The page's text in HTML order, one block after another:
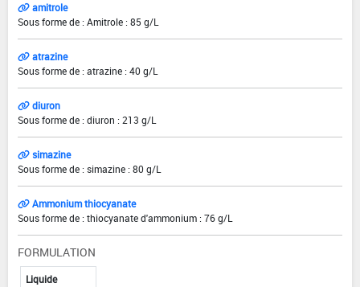
amitrole
Sous forme de : Amitrole : 85 g/L
atrazine
Sous forme de : atrazine : 40 g/L
diuron
Sous forme de : diuron : 213 g/L
simazine
Sous forme de : simazine : 80 g/L
Ammonium thiocyanate
Sous forme de : thiocyanate d'ammonium : 76 g/L
FORMULATION
Liquide